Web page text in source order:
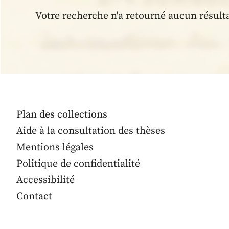
Votre recherche n'a retourné aucun
Plan des collections
Aide à la consultation des thèses
Mentions légales
Politique de confidentialité
Accessibilité
Contact